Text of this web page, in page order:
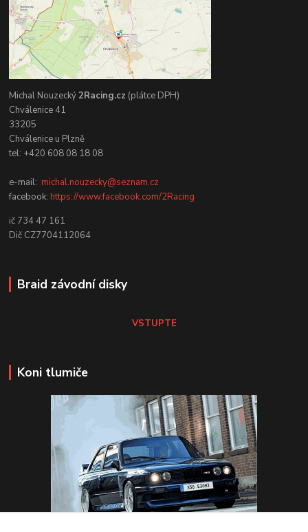
Michal Nouzecký2Racing.cz (plátce DPH)
Chválenice 41
33205
Chválenice u Plzně
tel: +420 608 08 18 08
e-mail:michal.nouzecky@seznam.cz
facebook:https://www.facebook.com/2Racing
ič 734 47 161
Dič CZ7704112064
Braid závodní disky
VSTUPTE
Koni tlumiče